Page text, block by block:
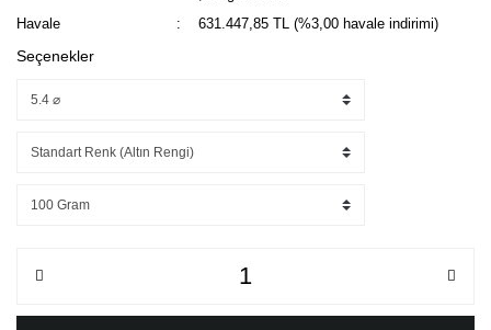
Havale
631.447,85 TL (%3,00 havale indirimi)
Seçenekler